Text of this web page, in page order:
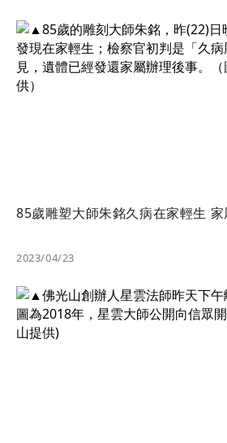
85歲雕塑大師朱銘久病在家輕生
2023/04/23